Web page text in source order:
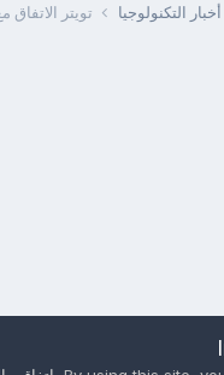
أخبار التكنولوجيا تويتر